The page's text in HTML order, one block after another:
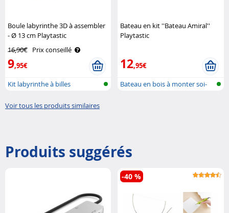
Boule labyrinthe 3D à assembler
- Ø 13 cm Playtastic
16,90€ Prix conseillé
9,95€
Kit labyrinthe à billes
Bateau en kit ''Bateau Amiral''
Playtastic
12,95€
Bateau en bois à monter soi-
Voir tous les produits similaires
Produits suggérés
-40 %